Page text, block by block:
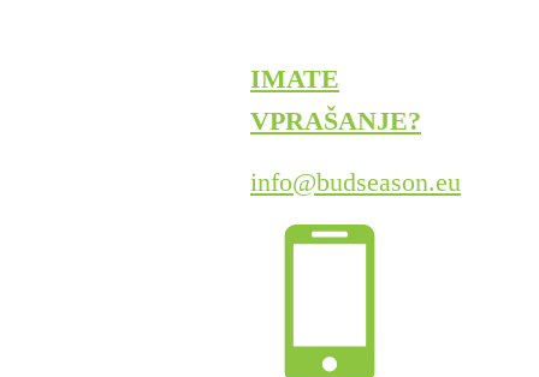
IMATE
VPRAŠANJE?
info@budseason.eu